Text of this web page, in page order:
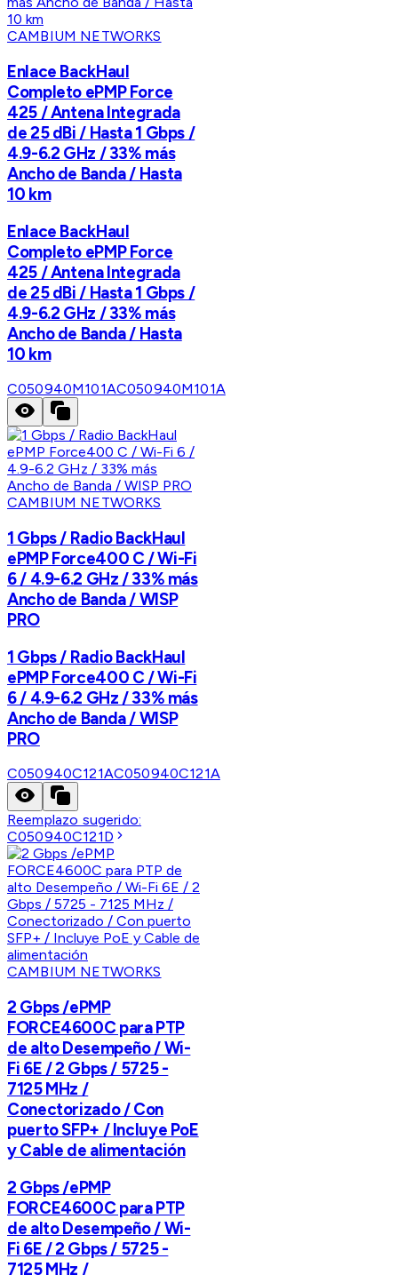
CAMBIUM NETWORKS
Enlace BackHaul
Completo ePMP Force
425 / Antena Integrada
de 25 dBi / Hasta 1 Gbps /
4.9-6.2 GHz / 33% más
Ancho de Banda / Hasta
10 km
Enlace BackHaul
Completo ePMP Force
425 / Antena Integrada
de 25 dBi / Hasta 1 Gbps /
4.9-6.2 GHz / 33% más
Ancho de Banda / Hasta
10 km
C050940M101AC050940M101A
CAMBIUM NETWORKS
1 Gbps / Radio BackHaul
ePMP Force400 C / Wi-Fi
6 / 4.9-6.2 GHz / 33% más
Ancho de Banda / WISP
PRO
1 Gbps / Radio BackHaul
ePMP Force400 C / Wi-Fi
6 / 4.9-6.2 GHz / 33% más
Ancho de Banda / WISP
PRO
C050940C121AC050940C121A
Reemplazo sugerido:
C050940C121D
CAMBIUM NETWORKS
2 Gbps /ePMP
FORCE4600C para PTP
de alto Desempeño / Wi-
Fi 6E / 2 Gbps / 5725 -
7125 MHz /
Conectorizado / Con
puerto SFP+ / Incluye PoE
y Cable de alimentación
2 Gbps /ePMP
FORCE4600C para PTP
de alto Desempeño / Wi-
Fi 6E / 2 Gbps / 5725 -
7125 MHz /